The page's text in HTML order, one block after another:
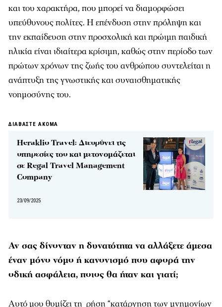
και του χαρακτήρα, που μπορεί να διαμορφώσει
υπεύθυνους πολίτες. Η επένδυση στην πρόληψη και
την εκπαίδευση στην προσχολική και πρώιμη παιδική
ηλικία είναι ιδιαίτερα κρίσιμη, καθώς στην περίοδο των
πρώτων χρόνων της ζωής του ανθρώπου συντελείται η
ανάπτυξη της γνωστικής και συναισθηματικής
νοημοσύνης του.
ΔΙΑΒΑΣΤΕ ΑΚΟΜΑ
Heraklio Travel: Διευρύνει τις
υπηρεσίες του και μετονομάζεται
σε Regal Travel Management
Company
23/09/2025
Αν σας δίνονταν η δυνατότητα να αλλάξετε άμεσα
έναν μόνο νόμο ή κανονισμό που αφορά την
οδική ασφάλεια, ποιος θα ήταν και γιατί;
Αυτό μου θυμίζει τη ρήση “κατάργηση των μνημονίων